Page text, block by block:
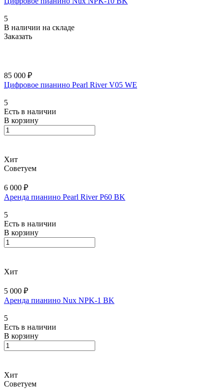
5
В наличии на складе
Заказать
85 000 ₽
Цифровое пианино Pearl River V05 WE
5
Есть в наличии
В корзину
Хит
Советуем
6 000 ₽
Аренда пианино Pearl River P60 BK
5
Есть в наличии
В корзину
Хит
5 000 ₽
Аренда пианино Nux NPK-1 BK
5
Есть в наличии
В корзину
Хит
Советуем